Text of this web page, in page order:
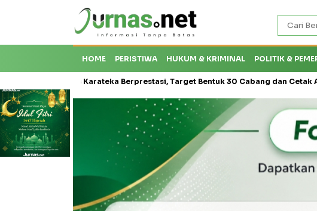
HOME PERISTIWA HUKUM & KRIMINAL POLITIK &
Krisis Karateka Berprestasi, Target Bentuk 30 Cabang dan Cetak Atlet